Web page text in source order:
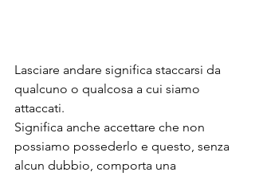
Lasciare andare significa staccarsi da
qualcuno o qualcosa a cui siamo
attaccati.
Significa anche accettare che non
possiamo possederlo e questo, senza
alcun dubbio, comporta una